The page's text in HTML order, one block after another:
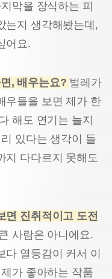
막을 장식하는 피
는지 생각해봤는데,
어요.
, 배우는요? 벌레가
우들을 보면 제가 한
해도 연기는 늘지
있다는 생각이 들
지 다다르지 못해도
면 진취적이고 도전
사람은 아니에요.
다 열등감이 커서 이
가 좋아하는 작품